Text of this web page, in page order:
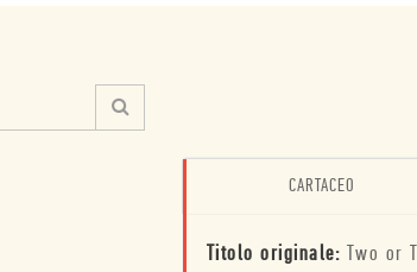
CARTACEO
Titolo originale: Two or